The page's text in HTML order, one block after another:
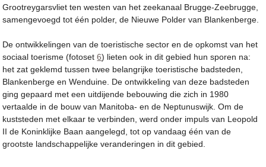
Grootreygarsvliet ten westen van het zeekanaal Brugge-Zeebrugge,
samengevoegd tot één polder, de Nieuwe Polder van Blankenberge.
De ontwikkelingen van de toeristische sector en de opkomst van het
sociaal toerisme (fotoset6) lieten ook in dit gebied hun sporen na:
het zat geklemd tussen twee belangrijke toeristische badsteden,
Blankenberge en Wenduine. De ontwikkeling van deze badsteden
ging gepaard met een uitdijende bebouwing die zich in 1980
vertaalde in de bouw van Manitoba- en de Neptunuswijk. Om de
kuststeden met elkaar te verbinden, werd onder impuls van Leopold
II de Koninklijke Baan aangelegd, tot op vandaag één van de
grootste landschappelijke veranderingen in dit gebied.